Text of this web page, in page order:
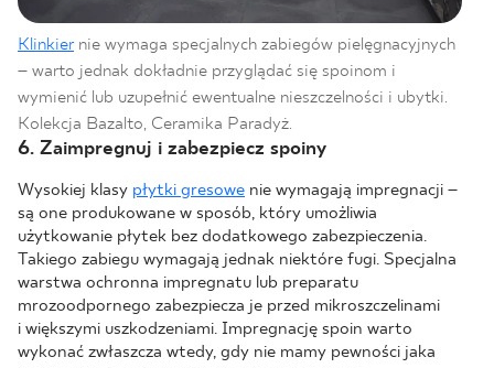
Klinkiernie wymaga specjalnych zabiegów pielęgnacyjnych
– warto jednak dokładnie przyglądać się spoinom i
wymienić lub uzupełnić ewentualne nieszczelności i ubytki.
Kolekcja Bazalto, Ceramika Paradyż.
6. Zaimpregnuj i zabezpiecz spoiny
Wysokiej klasy płytki gresowe nie wymagają impregnacji –
są one produkowane w sposób, który umożliwia
użytkowanie płytek bez dodatkowego zabezpieczenia.
Takiego zabiegu wymagają jednak niektóre fugi. Specjalna
warstwa ochronna impregnatu lub preparatu
mrozoodpornego zabezpiecza je przed mikroszczelinami
i większymi uszkodzeniami. Impregnację spoin warto
wykonać zwłaszcza wtedy, gdy nie mamy pewności jaka